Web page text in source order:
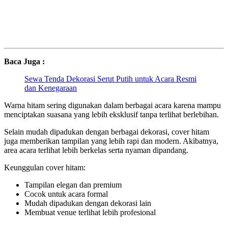
Baca Juga :
Sewa Tenda Dekorasi Serut Putih untuk Acara Resmi
dan Kenegaraan
Warna hitam sering digunakan dalam berbagai acara karena mampu
menciptakan suasana yang lebih eksklusif tanpa terlihat berlebihan.
Selain mudah dipadukan dengan berbagai dekorasi, cover hitam
juga memberikan tampilan yang lebih rapi dan modern. Akibatnya,
area acara terlihat lebih berkelas serta nyaman dipandang.
Keunggulan cover hitam:
Tampilan elegan dan premium
Cocok untuk acara formal
Mudah dipadukan dengan dekorasi lain
Membuat venue terlihat lebih profesional